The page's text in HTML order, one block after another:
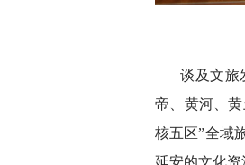
谈及文旅
帝、黄河、
核五区”全域
延安的文化资